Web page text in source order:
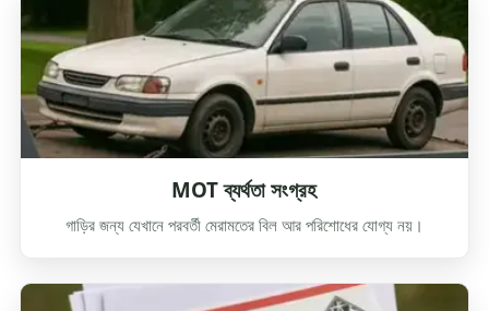
MOT ব্যর্থতা সংগ্রহ
গাড়ির জন্য যেখানে পরবর্তী মেরামতের বিল আর পরিশোধের যোগ্য নয়।